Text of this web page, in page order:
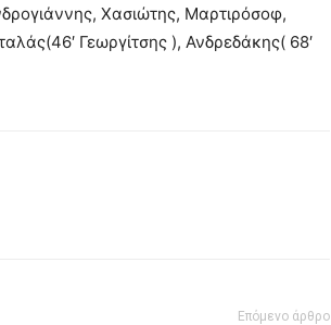
Χασιώτης, Μαρτιρόσοφ,
Γεωργίτσης ), Ανδρεδάκης( 68′
Επόμενο άρθρο